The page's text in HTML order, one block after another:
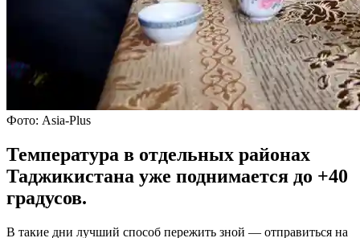
Фото: Asia-Plus
Температура в отдельных районах
Таджикистана уже поднимается до +40
градусов.
В такие дни лучший способ пережить зной — отправиться на